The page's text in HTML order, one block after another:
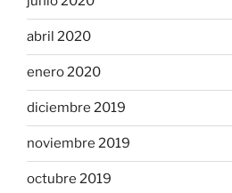
abril 2020
enero 2020
diciembre 2019
noviembre 2019
octubre 2019